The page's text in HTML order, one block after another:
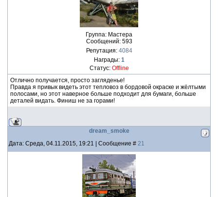
Группа: Мастера
Сообщений: 593
Репутация: 4084
Награды: 1
Статус: Offline
Отлично получается, просто загляденье!
Правда я привык видеть этот тепловоз в бордовой окраске и жёлтыми
полосами, но этот наверное больше подходит для бумаги, больше
деталей видать. Финиш не за горами!
dream_smoke
Дата: Среда, 04.11.2015, 19:21 | Сообщение # 21